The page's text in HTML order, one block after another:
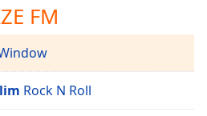
FM
Rock N Roll